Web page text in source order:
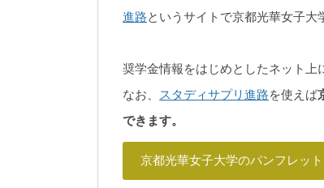
進路というサイトで京都光華女子大
奨学金情報をはじめとしたネット上
なお、
スタディサプリ進路を使えば
できます。
京都光華女子大学のパンフレッ